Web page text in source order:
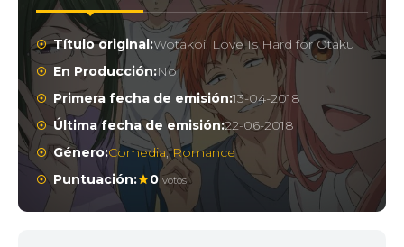
Título original:Wotakoi: Love Is Hard for Otaku
En Producción:No
Primera fecha de emisión:13-04-2018
Última fecha de emisión:22-06-2018
Género:Comedia,Romance
Puntuación:
0 votos